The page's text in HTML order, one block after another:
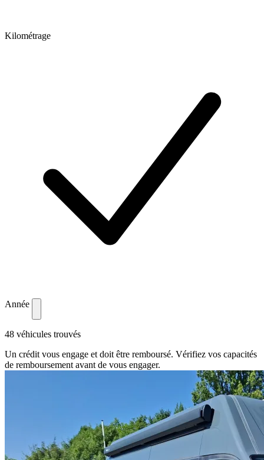
Kilométrage
Année
48 véhicules trouvés
Un crédit vous engage et doit être remboursé. Vérifiez vos capacités
de remboursement avant de vous engager.